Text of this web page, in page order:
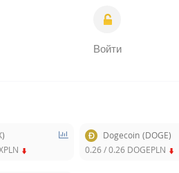
Войти
Dogecoin (DOGE)
0.26/0.26 DOGEPLN